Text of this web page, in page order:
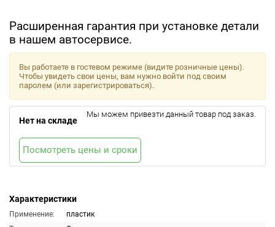
Расширенная гарантия при установке детали
в нашем автосервисе.
Характеристики
Применение:
пластик
Вы работаете в гостевом режиме (видите розничные цены).
Чтобы увидеть свои цены, вам нужно войти под своим
паролем (или зарегистрироваться).
Нет на складе
Мы можем привезти данный товар под заказ.
Посмотреть цены и сроки